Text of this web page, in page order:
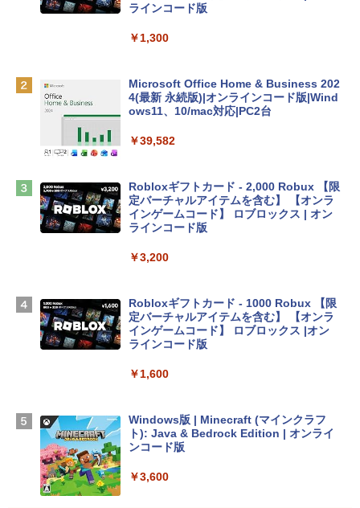
レイ、8GBメモリ、512GB SSD、1080p
ィゴ + 3年延長 AppleCare+ for 13インチ
￥162,598
ンケース Dell NEC Lavie ASUS HP dyna
￥2,952
Apple 2026 MacBook Air M5チップ搭載
igence、13.6インチLiquid Retinaディ
ームカメラ、日本語キーボード、Touch I
D - シルバー
￥261,414
SSD インテル Core 5
￥129,800
ラインコード版
￥1,300
Microsoft Office Home & Business 202
4(最新 永続版)|オンラインコード版|Wind
ows11、10/mac対応|PC2台
￥39,582
Robloxギフトカード - 2,000 Robux 【限
定バーチャルアイテムを含む】 【オンラ
インゲームコード】 ロブロックス | オン
ラインコード版
￥3,200
Robloxギフトカード - 1000 Robux 【限
定バーチャルアイテムを含む】 【オンラ
インゲームコード】 ロブロックス |オン
ラインコード版
￥1,600
Windows版 | Minecraft (マインクラフ
ト): Java & Bedrock Edition | オンライ
ンコード版
￥3,600